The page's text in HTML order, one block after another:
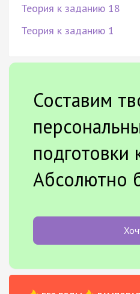
Теория к заданию 18
Теория к заданию 1
Составим
подготовки
Абсолютно